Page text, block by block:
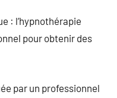
: l’hypnothérapie
pour obtenir des
par un professionnel